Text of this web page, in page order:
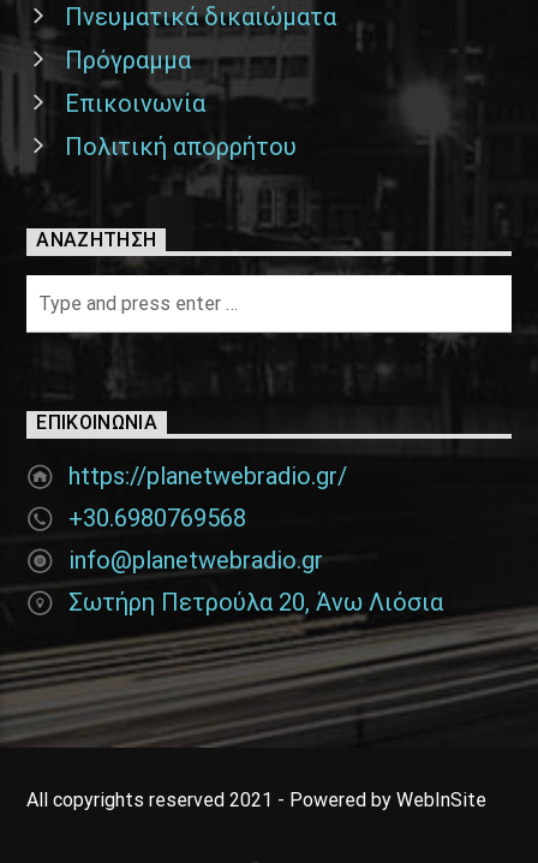
Πνευματικά δικαιώματα
Πρόγραμμα
Επικοινωνία
Πολιτική απορρήτου
ΑΝΑΖΉΤΗΣΗ
ΕΠΙΚΟΙΝΩΝΊΑ
https://planetwebradio.gr/
+30.6980769568
info@planetwebradio.gr
Σωτήρη Πετρούλα 20, Άνω Λιόσια
All copyrights reserved 2021 - Powered by WebInSite